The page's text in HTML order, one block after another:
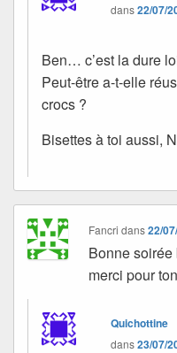
dans22/07/
Ben… c’est la dure
Peut-être a-t-elle
crocs ?
Bisettes à toi aussi,
Fancri dans22/
Bonne soirée
merci pour
Quichottine
dans23/07/